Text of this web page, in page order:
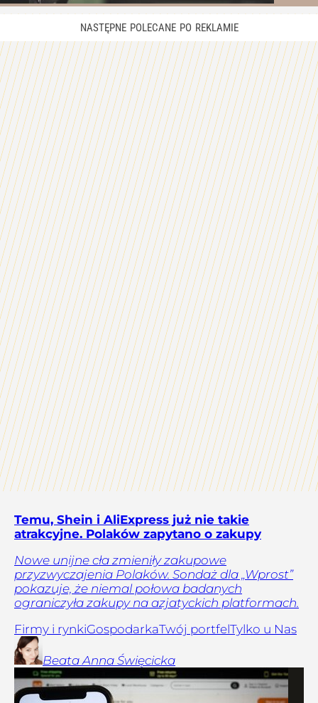
Temu, Shein i AliExpress już nie takie
atrakcyjne. Polaków zapytano o zakupy
Nowe unijne cła zmieniły zakupowe
przyzwyczajenia Polaków. Sondaż dla „Wprost”
pokazuje, że niemal połowa badanych
ograniczyła zakupy na azjatyckich platformach.
Firmy i rynkiGospodarkaTwój portfelTylko u Nas
Beata Anna Święcicka